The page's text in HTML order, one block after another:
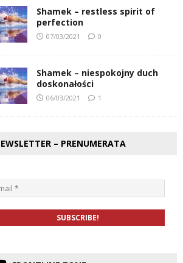
Shamek – restless spirit of
perfection
07/03/2021 0
Shamek – niespokojny duch
doskonałości
06/03/2021 1
– PRENUMERATA